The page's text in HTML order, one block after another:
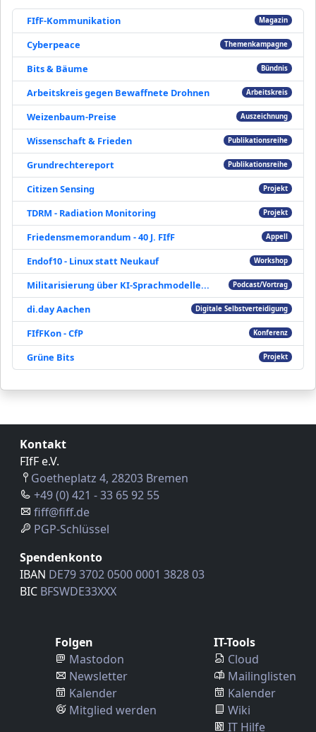
FIfF-Kommunikation Magazin
Cyberpeace Themenkampagne
Bits & Bäume Bündnis
Arbeitskreis gegen Bewaffnete Drohnen Arbeitskreis
Weizenbaum-Preise Auszeichnung
Wissenschaft & Frieden Publikationsreihe
Grundrechtereport Publikationsreihe
Citizen Sensing Projekt
TDRM - Radiation Monitoring Projekt
Friedensmemorandum - 40 J. FIfF Appell
Endof10 - Linux statt Neukauf Workshop
Militarisierung über KI-Sprachmodelle... Podcast/Vortrag
di.day Aachen Digitale Selbstverteidigung
FIfFKon - CfP Konferenz
Grüne Bits Projekt
Kontakt
FIfF e.V.
Goetheplatz 4, 28203 Bremen
+49 (0) 421 - 33 65 92 55
fiff@fiff.de
PGP-Schlüssel
Spendenkonto
IBAN DE79 3702 0500 0001 3828 03
BIC BFSWDE33XXX
Folgen
Mastodon
Newsletter
Kalender
Mitglied werden
IT-Tools
Cloud
Mailinglisten
Kalender
Wiki
IT Hilfe